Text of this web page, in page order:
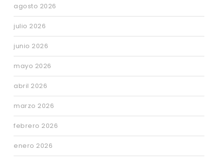
agosto 2026
julio 2026
junio 2026
mayo 2026
abril 2026
marzo 2026
febrero 2026
enero 2026